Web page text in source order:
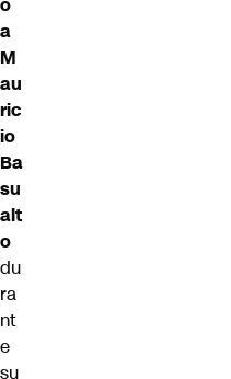
a
M
au
ric
io
Ba
su
alt
o
du
ra
nt
e
su